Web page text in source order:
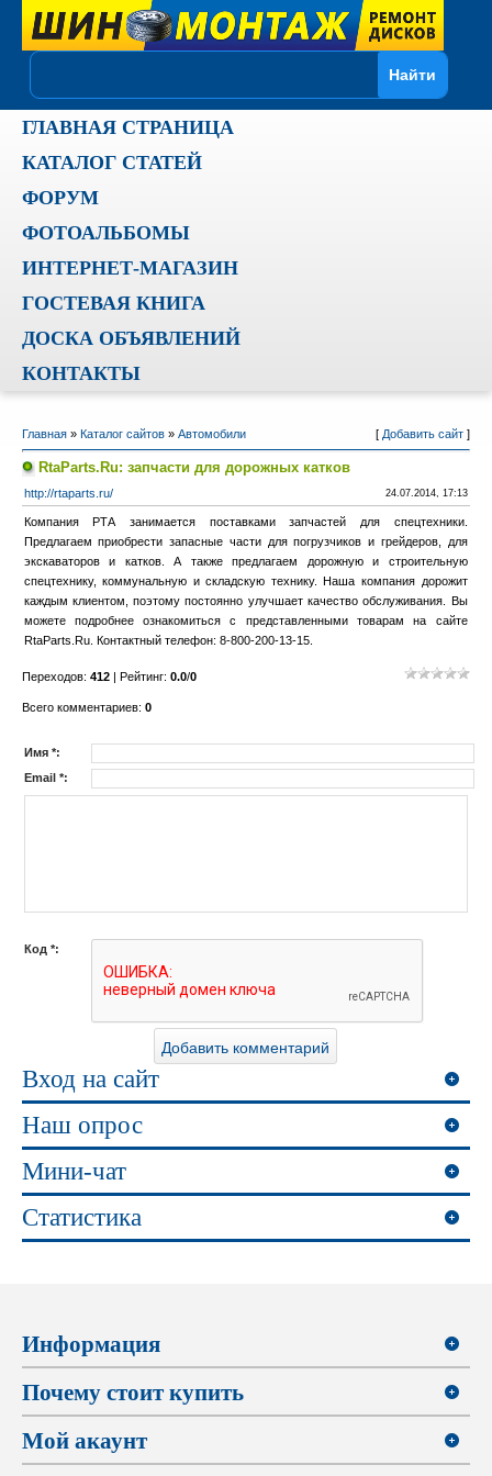
ГЛАВНАЯ СТРАНИЦА
КАТАЛОГ СТАТЕЙ
ФОРУМ
ФОТОАЛЬБОМЫ
ИНТЕРНЕТ-МАГАЗИН
ГОСТЕВАЯ КНИГА
ДОСКА ОБЪЯВЛЕНИЙ
КОНТАКТЫ
Главная» Каталог сайтов» Автомобили [ Добавить сайт]
RtaParts.Ru: запчасти для дорожных катков
http://rtaparts.ru/ 24.07.2014, 17:13
Компания РТА занимается поставками запчастей для спецтехники.
Предлагаем приобрести запасные части для погрузчиков и грейдеров, для
экскаваторов и катков. А также предлагаем дорожную и строительную
спецтехнику, коммунальную и складскую технику. Наша компания дорожит
каждым клиентом, поэтому постоянно улучшает качество обслуживания. Вы
можете подробнее ознакомиться с представленными товарам на сайте
RtaParts.Ru. Контактный телефон: 8-800-200-13-15.
Переходов: 412| Рейтинг: 0.0/0
Всего комментариев: 0
Имя *:
Email *:
Код *:
Вход на сайт
Наш опрос
Мини-чат
Статистика
Информация
Почему стоит купить
Мой акаунт